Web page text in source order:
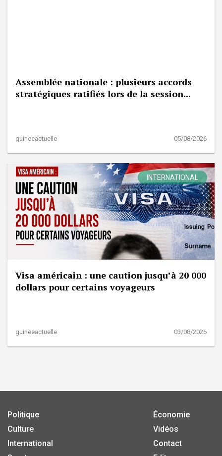
Assemblée nationale : plusieurs accords
stratégiques ratifiés lors de la session...
guineeactuelle 05/08/2026
INTERNATIONAL
Visa américain : une caution jusqu’à 20 000
dollars pour certains voyageurs
guineeactuelle 03/08/2026
Politique
Culture
International
Économie
Vidéos
Contact